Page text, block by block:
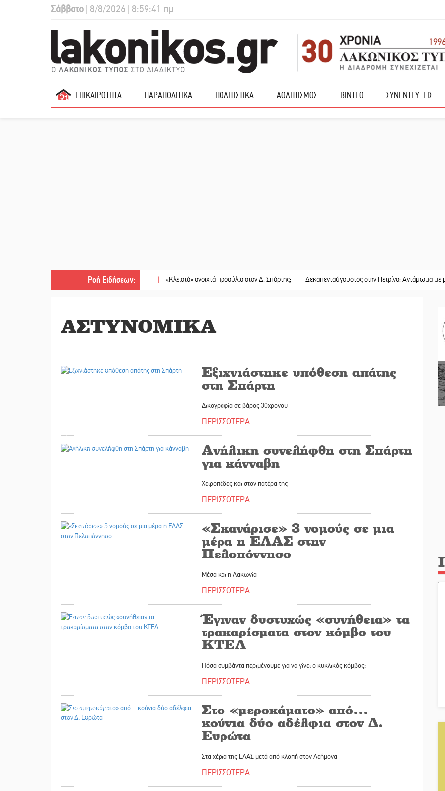
Σάββατο | 8/8/2026 | 8:59:42 πμ
ΕΠΙΚΑΙΡΟΤΗΤΑ ΠΑΡΑΠΟΛΙΤΙΚΑ ΠΟΛΙΤΙΣΤΙΚΑ ΑΘΛΗΤΙΣΜΟΣ ΒΙΝΤΕΟ ΣΥΝΕΝΤΕΥΞΕΙΣ
Ροή Ειδήσεων:
|| «Κλειστά» ανοιχτά προαύλια στον Δ. Σπάρτης; || Δεκαπενταύγουστος στην Πετρίνα: Αντάμωμα με μουσική,
ΑΣΤΥΝΟΜΙΚΑ
Εξιχνιάστηκε υπόθεση απάτης
στη Σπάρτη
Δικογραφία σε βάρος 30χρονου
ΠΕΡΙΣΣΟΤΕΡΑ
Ανήλικη συνελήφθη στη Σπάρτη
για κάνναβη
Χειροπέδες και στον πατέρα της
ΠΕΡΙΣΣΟΤΕΡΑ
21/05/2026
«Σκανάρισε» 3 νομούς σε μια
μέρα η ΕΛΑΣ στην
Πελοπόννησο
Μέσα και η Λακωνία
ΠΕΡΙΣΣΟΤΕΡΑ
20/05/2026
Έγιναν δυστυχώς «συνήθεια» τα
τρακαρίσματα στον κόμβο του
ΚΤΕΛ
Πόσα συμβάντα περιμένουμε για να γίνει ο κυκλικός κόμβος;
ΠΕΡΙΣΣΟΤΕΡΑ
20/05/2026
Στο «μεροκάματο» από…
κούνια δύο αδέλφια στον Δ.
Ευρώτα
Στα χέρια της ΕΛΑΣ μετά από κλοπή στον Λεήμονα
ΠΕΡΙΣΣΟΤΕΡΑ